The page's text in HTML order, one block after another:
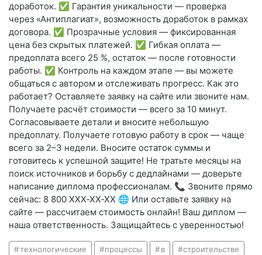
доработок. ✅ Гарантия уникальности — проверка
через «Антиплагиат», возможность доработок в рамках
договора. ✅ Прозрачные условия — фиксированная
цена без скрытых платежей. ✅ Гибкая оплата —
предоплата всего 25 %, остаток — после готовности
работы. ✅ Контроль на каждом этапе — вы можете
общаться с автором и отслеживать прогресс. Как это
работает? Оставляете заявку на сайте или звоните нам.
Получаете расчёт стоимости — всего за 10 минут.
Согласовываете детали и вносите небольшую
предоплату. Получаете готовую работу в срок — чаще
всего за 2–3 недели. Вносите остаток суммы и
готовитесь к успешной защите! Не тратьте месяцы на
поиск источников и борьбу с дедлайнами — доверьте
написание диплома профессионалам. 📞 Звоните прямо
сейчас: 8 800 XXX‑XX‑XX 🌐 Или оставьте заявку на
сайте — рассчитаем стоимость онлайн! Ваш диплом —
наша ответственность. Защищайтесь с уверенностью!
технологические процессы в строительстве